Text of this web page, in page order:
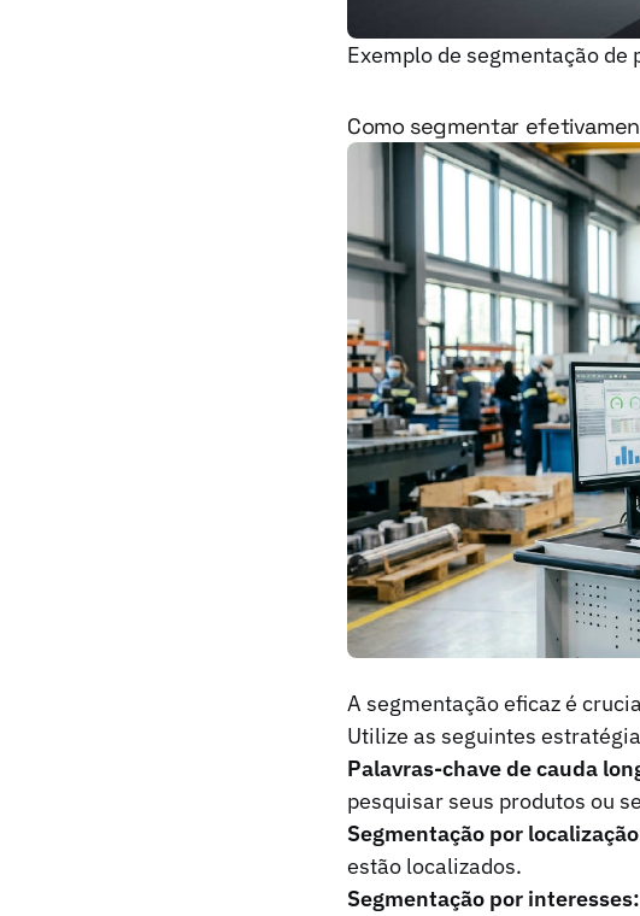
Exemplo de segmentação
Como segmentar
A segmentação eficaz é
Utilize as seguintes
Palavras-chave de cauda
pesquisar seus produtos ou
Segmentação por
estão localizados.
Segmentação por interesses: